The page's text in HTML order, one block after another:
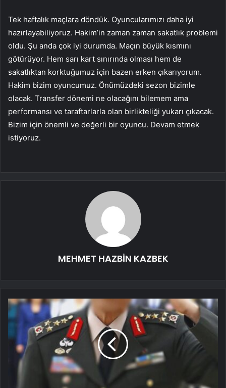
Tek haftalık maçlara döndük. Oyuncularımızı daha iyi
hazırlayabiliyoruz. Hakim’in zaman zaman sakatlık problemi
oldu. Şu anda çok iyi durumda. Maçın büyük kısmını
götürüyor. Hem sarı kart sınırında olması hem de
sakatlıktan korktuğumuz için bazen erken çıkarıyorum.
Hakim bizim oyuncumuz. Önümüzdeki sezon bizimle
olacak. Transfer dönemi ne olacağını bilemem ama
performansı ve taraftarlarla olan birlikteliği yukarı çıkacak.
Bizim için önemli ve değerli bir oyuncu. Devam etmek
istiyoruz.
MEHMET HAZBİN KAZBEK